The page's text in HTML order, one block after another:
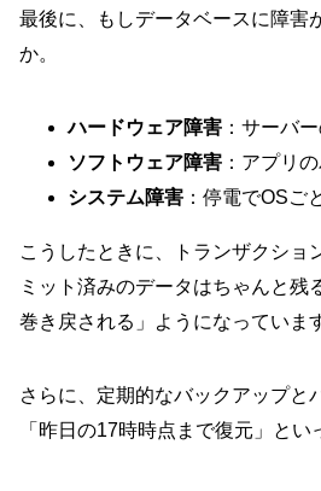
最後に、もしデータベースに障害
か。
ハードウェア障害 ：サーバ
ソフトウェア障害 ：アプリ
システム障害 ：停電でOSご
こうしたときに、トランザクショ
ミット済みのデータはちゃんと残
巻き戻される」ようになっていま
さらに、定期的なバックアップと
「昨日の17時時点まで復元」とい